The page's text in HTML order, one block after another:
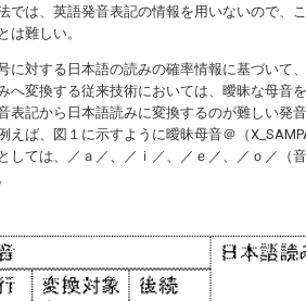
では、英語発音表記の情報を用いないので、
は難しい。
に対する日本語の読みの確率情報に基づいて
へ変換する従来技術においては、曖昧な母音
表記から日本語読みに変換するのが難しい発
えば、図１に示すように曖昧母音＠（
しては、／ａ／、／ｉ／、／ｅ／、／ｏ／（